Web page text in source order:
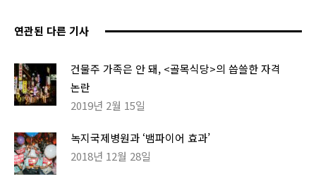
연관된 다른 기사
건물주 가족은 안 돼, <골목식당>의 씁쓸한 자격
논란
2019년 2월 15일
녹지국제병원과 ‘뱀파이어 효과’
2018년 12월 28일